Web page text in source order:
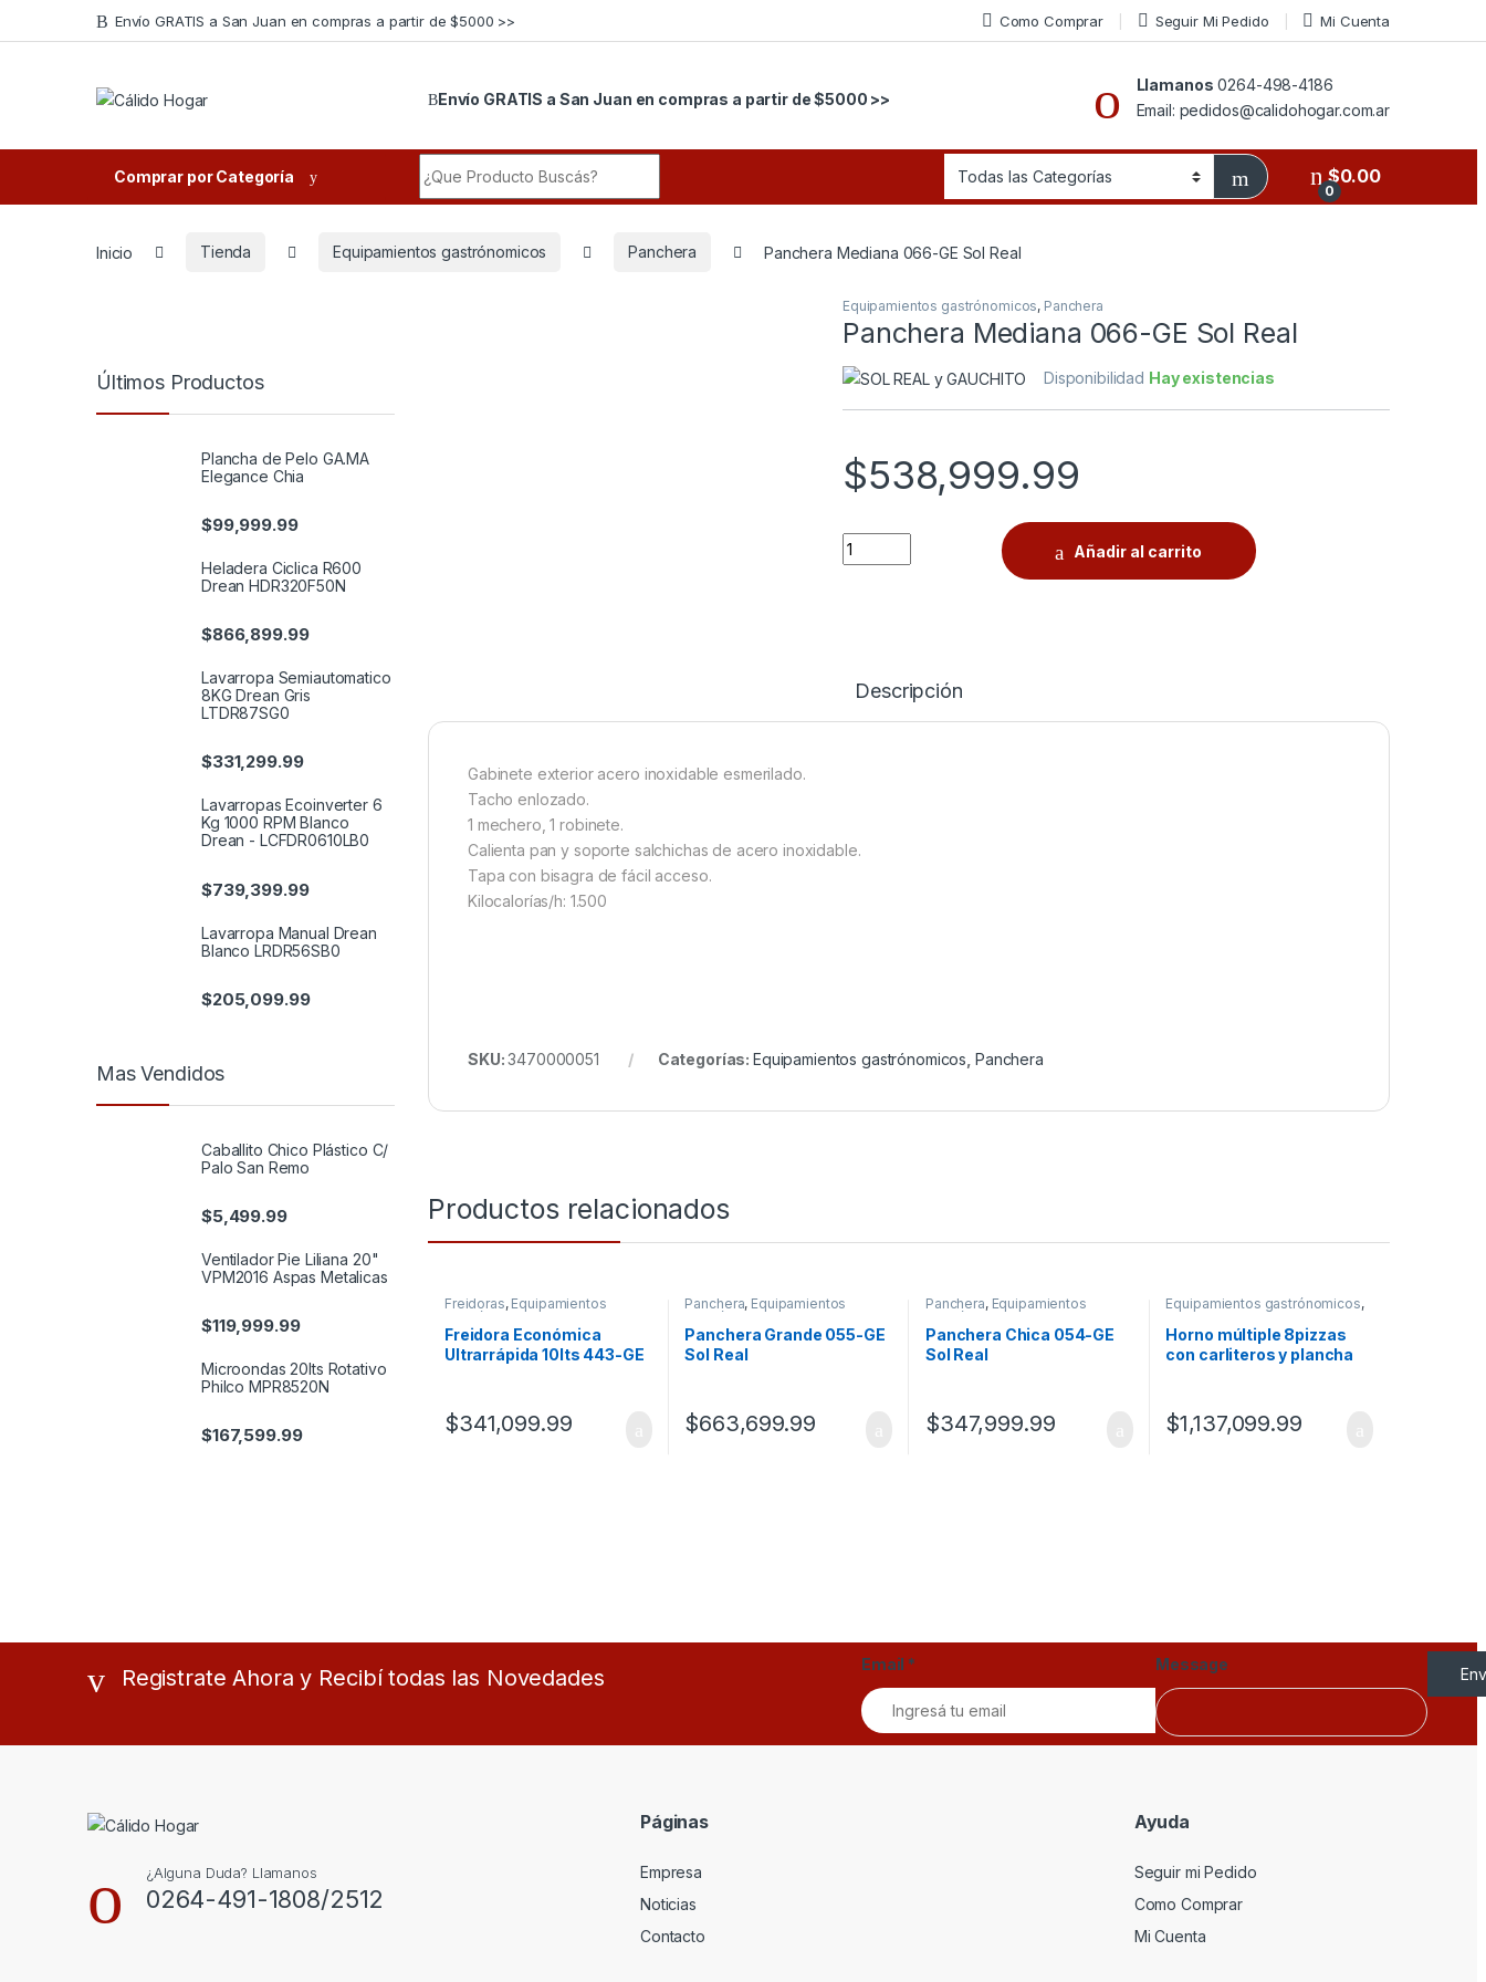
Skip to navigation
Skip to content Envío GRATIS a San Juan en compras a partir de $5000 >> Como Comprar Seguir Mi Pedido Mi Cuenta
Envío GRATIS a San Juan en compras a partir de $5000 >>
Llamanos 0264-498-4186
Email: pedidos@calidohogar.com.ar
Comprar por Categoría
0
$0.00
Inicio Tienda Equipamientos gastrónomicos Panchera Panchera Mediana 066-GE Sol Real
Equipamientos gastrónomicos, Panchera
Panchera Mediana 066-GE Sol Real
Disponibilidad Hay existencias
$538,999.99
Quantity
Añadir al carrito
Descripción
Gabinete exterior acero inoxidable esmerilado.
Tacho enlozado.
1 mechero, 1 robinete.
Calienta pan y soporte salchichas de acero inoxidable.
Tapa con bisagra de fácil acceso.
Kilocalorías/h: 1.500
SKU:3470000051 Categorías: Equipamientos gastrónomicos Panchera
Productos relacionados
Freidoras, Equipamientos
gastrónomicos
Freidora Económica
Ultrarrápida 10lts 443-GE
$341,099.99
Panchera, Equipamientos
gastrónomicos
Panchera Grande 055-GE
Sol Real
$663,699.99
Panchera, Equipamientos
gastrónomicos
Panchera Chica 054-GE
Sol Real
$347,999.99
Equipamientos gastrónomicos,
Hornos a gas
Horno múltiple 8pizzas
con carliteros y plancha
$1,137,099.99
Últimos Productos
Plancha de Pelo GA.MA
Elegance Chia
$99,999.99
Heladera Ciclica R600
Drean HDR320F50N
$866,899.99
Lavarropa Semiautomatico
8KG Drean Gris
LTDR87SG0
$331,299.99
Lavarropas Ecoinverter 6
Kg 1000 RPM Blanco
Drean - LCFDR0610LB0
$739,399.99
Lavarropa Manual Drean
Blanco LRDR56SB0
$205,099.99
Mas Vendidos
Caballito Chico Plástico C/
Palo San Remo
$5,499.99
Ventilador Pie Liliana 20"
VPM2016 Aspas Metalicas
$119,999.99
Microondas 20lts Rotativo
Philco MPR8520N
$167,599.99
Registrate Ahora y Recibí todas las Novedades
Email * Message
¿Alguna Duda? Llamanos
0264-491-1808/2512
Páginas
Empresa
Noticias
Contacto
Ayuda
Seguir mi Pedido
Como Comprar
Mi Cuenta